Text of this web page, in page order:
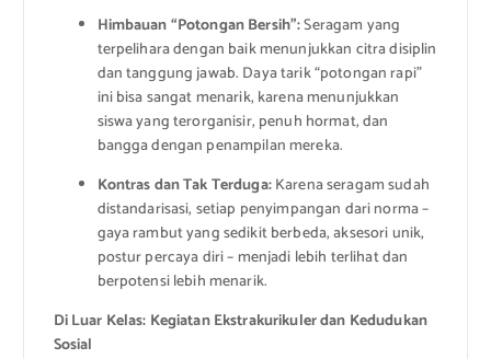
Himbauan “Potongan Bersih”:Seragam yang
terpelihara dengan baik menunjukkan citra disiplin
dan tanggung jawab. Daya tarik “potongan rapi”
ini bisa sangat menarik, karena menunjukkan
siswa yang terorganisir, penuh hormat, dan
bangga dengan penampilan mereka.
Kontras dan Tak Terduga:Karena seragam sudah
distandarisasi, setiap penyimpangan dari norma –
gaya rambut yang sedikit berbeda, aksesori unik,
postur percaya diri – menjadi lebih terlihat dan
berpotensi lebih menarik.
Di Luar Kelas: Kegiatan Ekstrakurikuler dan Kedudukan
Sosial